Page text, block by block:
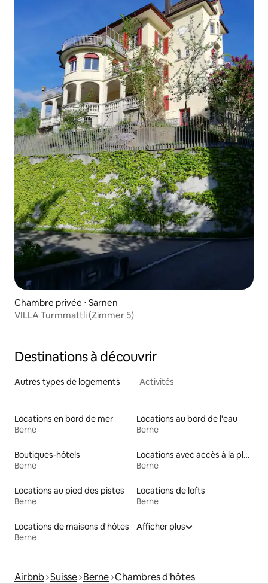
Chambre privée ⋅ Sarnen
VILLA Turmmattli (Zimmer 5)
Destinations à découvrir
Autres types de logements Activités
Locations en bord de mer
Berne
Locations au bord de l'eau
Berne
Boutiques-hôtels
Berne
Locations avec accès à la plage
Berne
Locations au pied des pistes
Berne
Locations de lofts
Berne
Locations de maisons d'hôtes
Berne
Afficher plus
Airbnb Suisse Berne Chambres d'hôtes